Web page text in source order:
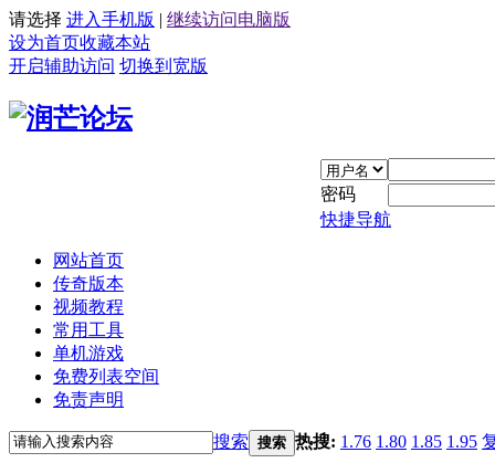
请选择 进入手机版 | 继续访问电脑版
设为首页收藏本站
开启辅助访问 切换到宽版
密码
快捷导航
网站首页
传奇版本
视频教程
常用工具
单机游戏
免费列表空间
免责声明
搜索 搜索 热搜: 1.76 1.80 1.85 1.95